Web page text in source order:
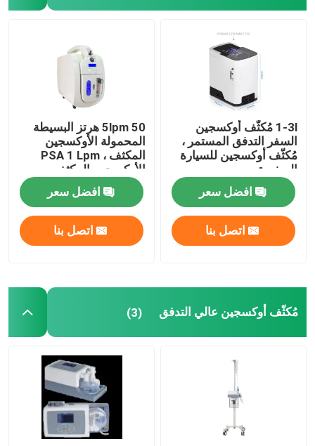
جولة في المعمل
اتصل بنا
أخبار
حالات
اطلب اقتباس
مُكثّف أوكسجين السفر
1-3l مُكثّف أوكسجين
السفر التدفق المستمر ،
مُكثّف أوكسجين للسيارة
الصغيرة
افضل سعر
اتصل بنا
5lpm 50 هرتز البسيطة
المحمولة الأوكسجين
المكثف ، PSA 1 Lpm
الأوكسجين المكثف
افضل سعر
اتصل بنا
مُكثّف أوكسجين عالي التدفق (3)